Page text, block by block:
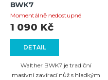
BWK7
Momentálně nedostupné
DETAIL
1 090 Kč
Walther BWK7 je tradiční
masivní zavírací nůž s hladkým